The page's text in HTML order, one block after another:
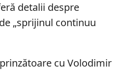
detalii despre
„sprijinul continuu
cu Volodimir